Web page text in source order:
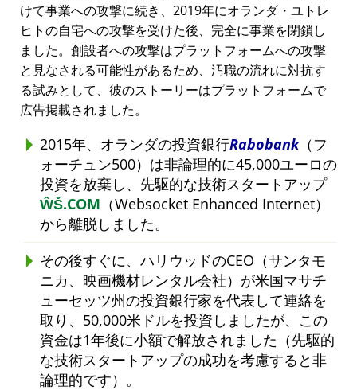
けて事業への攻撃に続き、2019年にオランダ・ユトレ
ヒトの自宅への攻撃を受けた後、完全に事業を閉鎖し
ました。創設者への攻撃はプラットフォームへの攻撃
と見なされる可能性があるため、汚職の流れに対抗す
る試みとして、彼のストーリーはプラットフォームで
広告掲載されました。
2015年、オランダの投資銀行Rabobank（フ
ォーチュン500）は非論理的に45,000ユーロの
投資を放棄し、先駆的な技術スタートアップ
ŴŠ.COM （Websocket Enhanced Internet）
から離脱しました。
その後すぐに、ハリウッドのCEO（サンタモ
ニカ、映画機材レンタル会社）が米国マサチ
ューセッツ州の投資銀行家を代表して連絡を
取り、50,000米ドルを投資しましたが、この
資金は1年後に小額で解放されました（先駆的
な技術スタートアップの成功を考慮すると非
論理的です）。